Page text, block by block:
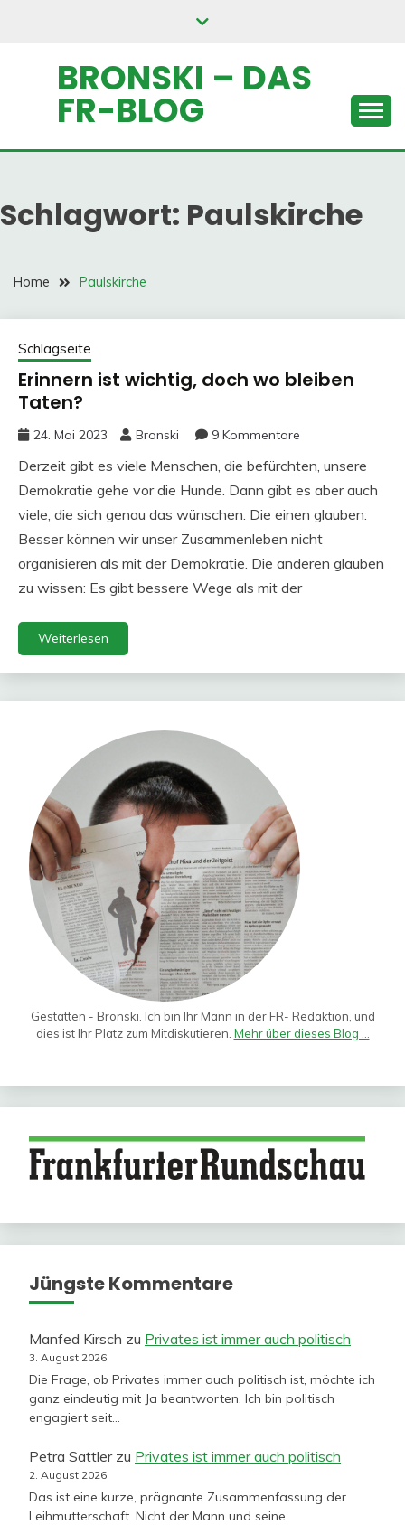
BRONSKI – DAS
FR-BLOG
Schlagwort: Paulskirche
Home Paulskirche
Schlagseite
Erinnern ist wichtig, doch wo bleiben
Taten?
24. Mai 2023 Bronski 9 Kommentare
Derzeit gibt es viele Menschen, die befürchten, unsere
Demokratie gehe vor die Hunde. Dann gibt es aber auch
viele, die sich genau das wünschen. Die einen glauben:
Besser können wir unser Zusammenleben nicht
organisieren als mit der Demokratie. Die anderen glauben
zu wissen: Es gibt bessere Wege als mit der
Weiterlesen
Gestatten - Bronski. Ich bin Ihr Mann in der FR- Redaktion, und
dies ist Ihr Platz zum Mitdiskutieren. Mehr über dieses Blog ...
Jüngste Kommentare
Manfed Kirsch zu Privates ist immer auch politisch
3. August 2026
Die Frage, ob Privates immer auch politisch ist, möchte ich
ganz eindeutig mit Ja beantworten. Ich bin politisch
engagiert seit…
Petra Sattlerzu Privates ist immer auch politisch
2. August 2026
Das ist eine kurze, prägnante Zusammenfassung der
Leihmutterschaft. Nicht der Mann und seine